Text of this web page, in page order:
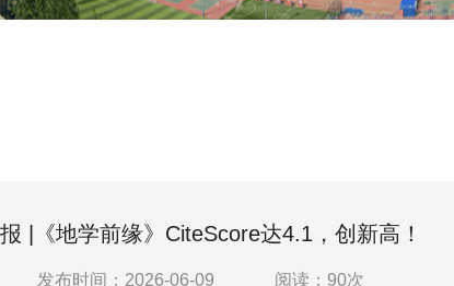
|《地学前缘》CiteScore达4.1，创新高！
发布时间：2026-06-09 阅读： 90次